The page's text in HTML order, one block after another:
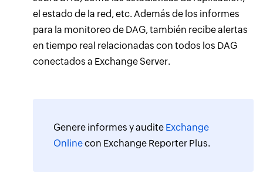
el estado de la red, etc. Además de los informes
para la monitoreo de DAG, también recibe alertas
en tiempo real relacionadas con todos los DAG
conectados a Exchange Server.
Genere informes y audite Exchange
Onlinecon Exchange Reporter Plus.